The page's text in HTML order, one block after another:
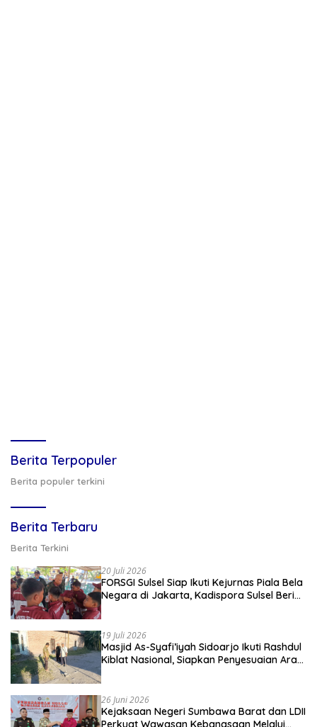
Berita Terpopuler
Berita populer terkini
Berita Terbaru
Berita Terkini
20 Juli 2026
FORSGI Sulsel Siap Ikuti Kejurnas Piala Bela
Negara di Jakarta, Kadispora Sulsel Beri
19 Juli 2026
Masjid As-Syafi’iyah Sidoarjo Ikuti Rashdul
Kiblat Nasional, Siapkan Penyesuaian Arah
26 Juni 2026
Kejaksaan Negeri Sumbawa Barat dan LDII
Perkuat Wawasan Kebangsaan Melalui